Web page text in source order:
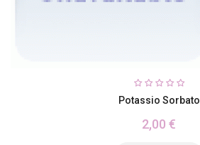
Potassio Sorbato
2,00 €